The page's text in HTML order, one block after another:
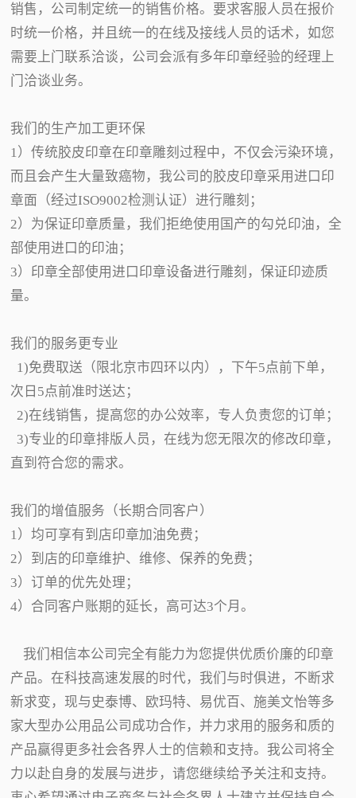
销售，公司制定统一的销售价格。要求客服人员在报价
时统一价格，并且统一的在线及接线人员的话术，如您
需要上门联系洽谈，公司会派有多年印章经验的经理上
门洽谈业务。
我们的生产加工更环保
1）传统胶皮印章在印章雕刻过程中，不仅会污染环境，
而且会产生大量致癌物，我公司的胶皮印章采用进口印
章面（经过ISO9002检测认证）进行雕刻；
2）为保证印章质量，我们拒绝使用国产的勾兑印油，全
部使用进口的印油；
3）印章全部使用进口印章设备进行雕刻，保证印迹质
量。
我们的服务更专业
1)免费取送（限北京市四环以内），下午5点前下单，
次日5点前准时送达；
2)在线销售，提高您的办公效率，专人负责您的订单；
3)专业的印章排版人员，在线为您无限次的修改印章，
直到符合您的需求。
我们的增值服务（长期合同客户）
1）均可享有到店印章加油免费；
2）到店的印章维护、维修、保养的免费；
3）订单的优先处理；
4）合同客户账期的延长，高可达3个月。
我们相信本公司完全有能力为您提供优质价廉的印章
产品。在科技高速发展的时代，我们与时俱进，不断求
新求变，现与史泰博、欧玛特、易优百、施美文怡等多
家大型办公用品公司成功合作，并力求用的服务和质的
产品赢得更多社会各界人士的信赖和支持。我公司将全
力以赴自身的发展与进步，请您继续给予关注和支持。